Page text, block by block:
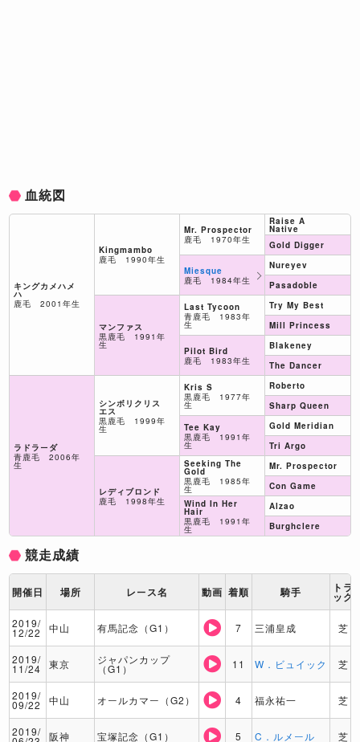
血統図
キングカメハメ
ハ
鹿毛 2001年生
ラドラーダ
青鹿毛 2006年
生
Kingmambo
鹿毛 1990年生
マンファス
黒鹿毛 1991年
生
シンボリクリス
エス
黒鹿毛 1999年
生
レディブロンド
鹿毛 1998年生
Mr. Prospector
鹿毛 1970年生
Miesque
鹿毛 1984年生
Last Tycoon
青鹿毛 1983年
生
Pilot Bird
鹿毛 1983年生
Kris S
黒鹿毛 1977年
生
Tee Kay
黒鹿毛 1991年
生
Seeking The
Gold
黒鹿毛 1985年
生
Wind In Her
Hair
黒鹿毛 1991年
生
Raise A
Native
Gold Digger
Nureyev
Pasadoble
Try My Best
Mill Princess
Blakeney
The Dancer
Roberto
Sharp Queen
Gold Meridian
Tri Argo
Mr. Prospector
Con Game
Alzao
Burghclere
競走成績
開催日 場所 レース名 動画 着順 騎手 トラ
ック
2019/
12/22 中山 有馬記念（G1） 7 三浦皇成 芝
2019/
11/24 東京 ジャパンカップ
（G1） 11 W．ビュイック 芝
2019/
09/22 中山 オールカマー（G2） 4 福永祐一 芝
2019/ 阪神 宝塚記念（G1） 5 C．ルメール 芝